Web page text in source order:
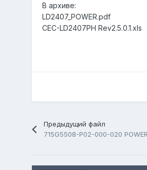
В архиве:
LD2407_POWER.pdf
CEC-LD2407PH Rev2.5.0.1.xls
Предыдущий файл
715G5508-P02-000-020